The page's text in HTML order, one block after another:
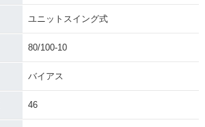
ユニットスイング式
80/100-10
バイアス
46